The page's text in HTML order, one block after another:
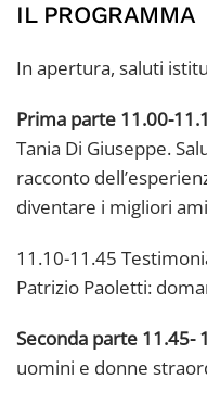
IL PROGRAMMA
In apertura, saluti
Prima parte 11.00-
Tania Di Giuseppe.
racconto
diventare i migliori
11.10-11.45
Patrizio Paoletti:
Seconda parte 11.45-
uomini e donne